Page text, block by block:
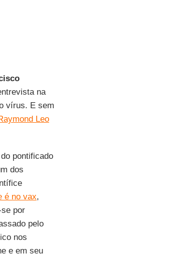
na
vírus. E sem
Leo
pontificado
dos
é no vax,
por
pelo
nos
e em seu